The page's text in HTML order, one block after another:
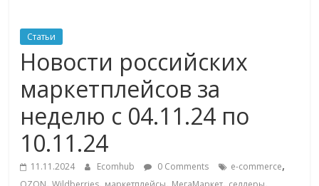
ритейле,
логистике,
технологиях,
соцсетях
Портал
Статьи
Новости российских
маркетплейсов за
неделю с 04.11.24 по
10.11.24
11.11.2024 Ecomhub 0 Comments e-commerce,